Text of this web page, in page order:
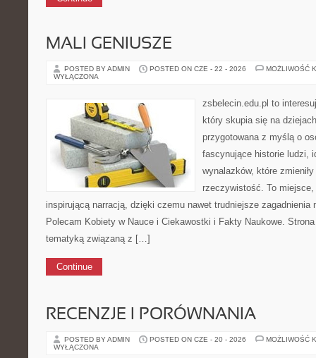
MALI GENIUSZE
POSTED BY ADMIN POSTED ON CZE - 22 - 2026
MOŻLIWOŚĆ
WYŁĄCZONA
zsbelecin.edu.pl to
który skupia się na
przygotowana z myślą o
fascynujące historie ludzi,
wynalazków, które
rzeczywistość. To
inspirującą narracją, dzięki czemu nawet trudniejsze zagadnienia
Polecam Kobiety w Nauce i Ciekawostki i Fakty Naukowe.
tematyką związaną z […]
Continue
RECENZJE I PORÓWNANIA
POSTED BY ADMIN POSTED ON CZE - 20 - 2026
MOŻLIWOŚĆ
WYŁĄCZONA